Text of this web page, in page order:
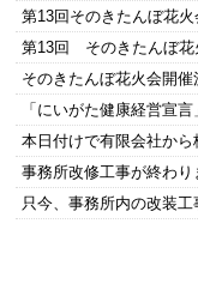
第13回そのきたんぼ花
第13回 そのきたんぼ
そのきたんぼ花火会開催
「にいがた健康経営宣
本日付けで有限会社から
事務所改修工事が終わり
只今、事務所内の改装工